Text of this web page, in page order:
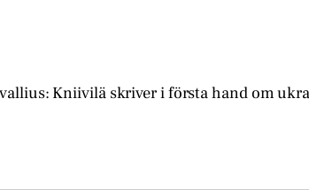
Kniivilä skriver i första hand om